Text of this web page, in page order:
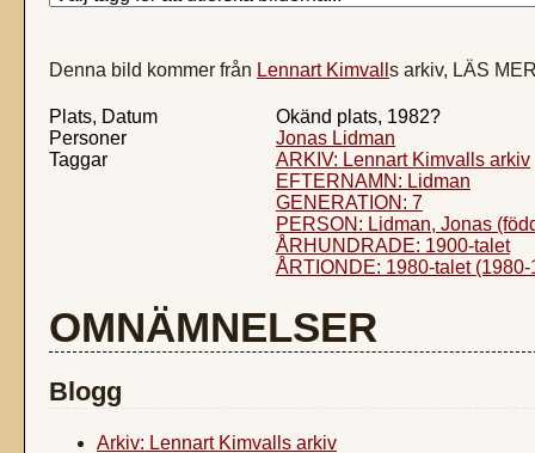
Denna bild kommer från Lennart Kimvall s arkiv, LÄS
Plats, Datum
Okänd plats, 1982?
Personer
Jonas Lidman
Taggar
ARKIV: Lennart Kimvalls arkiv
EFTERNAMN: Lidman
GENERATION: 7
PERSON: Lidman, Jonas
ÅRHUNDRADE: 1900-talet
ÅRTIONDE: 1980-talet (1980-
OMNÄMNELSER
Blogg
Arkiv: Lennart Kimvalls arkiv